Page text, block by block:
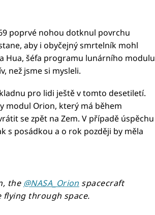
poprvé nohou dotknul povrchu
aby i obyčejný smrtelník mohl
Hua, šéfa programu lunárního modulu
než jsme si mysleli.
pro lidi ještě v tomto desetiletí.
modul Orion, který má během
se zpět na Zem. V případě úspěchu
s posádkou a o rok později by měla
the @NASA_Orion spacecraft
through space.